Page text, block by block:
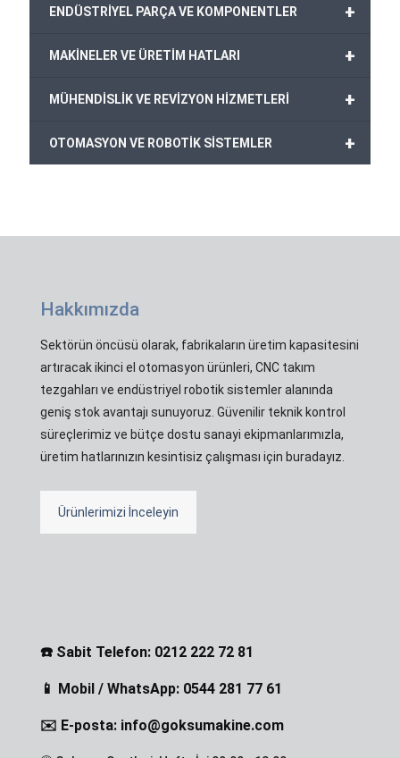
+
ENDÜSTRİYEL PARÇA VE KOMPONENTLER
+
MAKİNELER VE ÜRETİM HATLARI
+
MÜHENDİSLİK VE REVİZYON HİZMETLERİ
+
OTOMASYON VE ROBOTİK SİSTEMLER
Hakkımızda
Sektörün öncüsü olarak, fabrikaların üretim kapasitesini
artıracak ikinci el otomasyon ürünleri, CNC takım
tezgahları ve endüstriyel robotik sistemler alanında
geniş stok avantajı sunuyoruz. Güvenilir teknik kontrol
süreçlerimiz ve bütçe dostu sanayi ekipmanlarımızla,
üretim hatlarınızın kesintisiz çalışması için buradayız.
Ürünlerimizi İnceleyin
☎️ Sabit Telefon: 0212 222 72 81
📱 Mobil / WhatsApp: 0544 281 77 61
✉️ E-posta: info@goksumakine.com